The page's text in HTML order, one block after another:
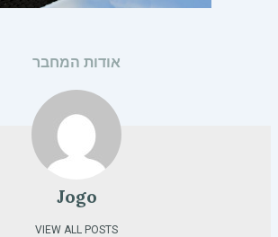
אודות המחבר
Jogo
VIEW ALL POSTS